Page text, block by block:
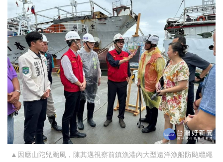
▲因應山陀兒颱風，陳其邁視察前鎮漁港內大型遠洋漁船防颱纜繩